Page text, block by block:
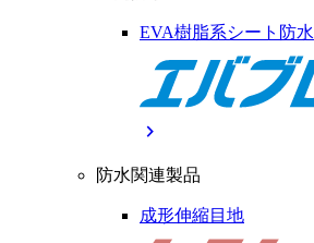
EVA樹脂系シート防水
chevron_right
防水関連製品
成形伸縮目地